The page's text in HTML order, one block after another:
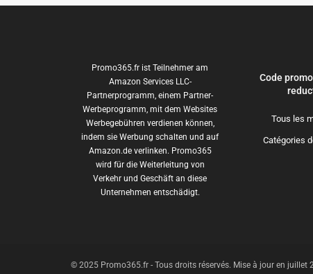
Promo365.fr ist Teilnehmer am
Amazon Services LLC-
Partnerprogramm, einem Partner-
Werbeprogramm, mit dem Websites
Werbegebühren verdienen können,
indem sie Werbung schalten und auf
Amazon.de verlinken. Promo365
wird für die Weiterleitung von
Verkehr und Geschäft an diese
Unternehmen entschädigt.
Code
Tous les
Catégories
© 2025 Promo365.fr - Tous droits réservés. Mise à jour en